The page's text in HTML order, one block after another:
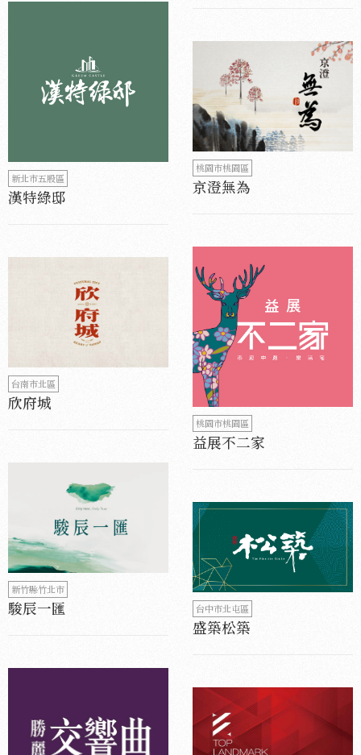
新北市五股區
漢特綠邸
台南市北區
欣府城
新竹縣竹北市
駿辰一匯
桃園市桃園區
京澄無為
桃園市桃園區
益展不二家
台中市北屯區
盛築松築